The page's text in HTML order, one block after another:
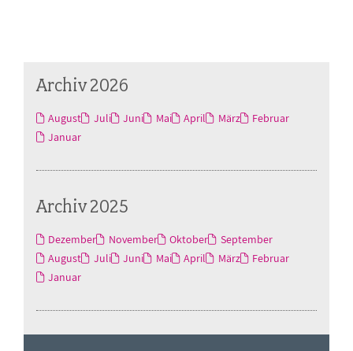
Archiv 2026
August Juli Juni Mai April März
Februar
Januar
Archiv 2025
Dezember November Oktober
September
August
Juli Juni Mai April März
Februar
Januar